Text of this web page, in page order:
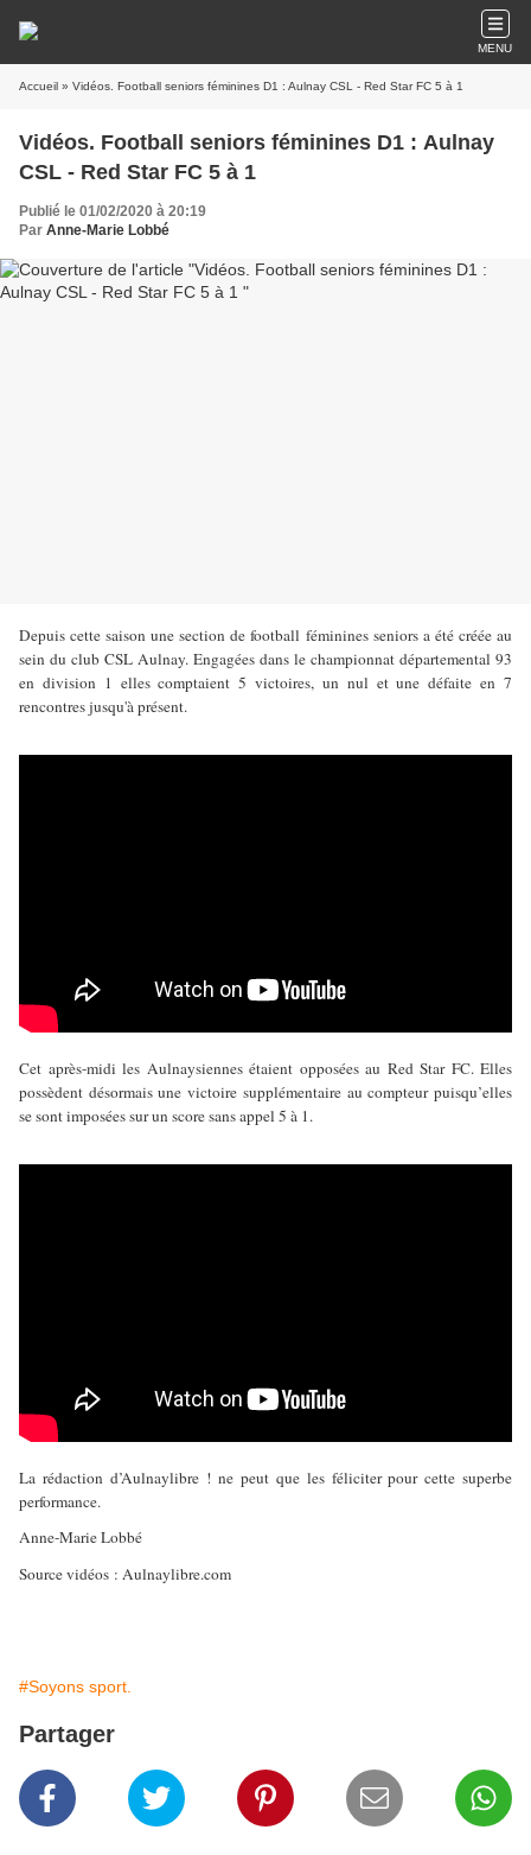
MENU
Accueil » Vidéos. Football seniors féminines D1 : Aulnay CSL - Red Star FC 5 à 1
Vidéos. Football seniors féminines D1 : Aulnay
CSL - Red Star FC 5 à 1
Publié le 01/02/2020 à 20:19
Par Anne-Marie Lobbé
Depuis cette saison une section de football féminines seniors a été créée au
sein du club CSL Aulnay. Engagées dans le championnat départemental 93
en division 1 elles comptaient 5 victoires, un nul et une défaite en 7
rencontres jusqu'à présent.
Cet après-midi les Aulnaysiennes étaient opposées au Red Star FC. Elles
possèdent désormais une victoire supplémentaire au compteur puisqu’elles
se sont imposées sur un score sans appel 5 à 1.
La rédaction d’Aulnaylibre ! ne peut que les féliciter pour cette superbe
performance.
Anne-Marie Lobbé
Source vidéos : Aulnaylibre.com
#Soyons sport.
Partager